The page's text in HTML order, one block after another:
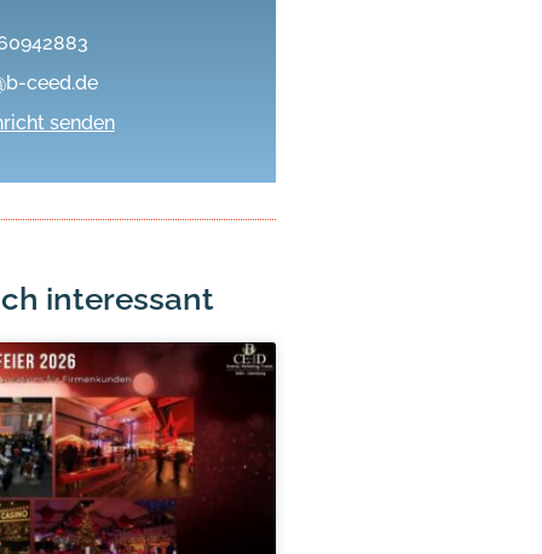
ceed.de
senden
interessant